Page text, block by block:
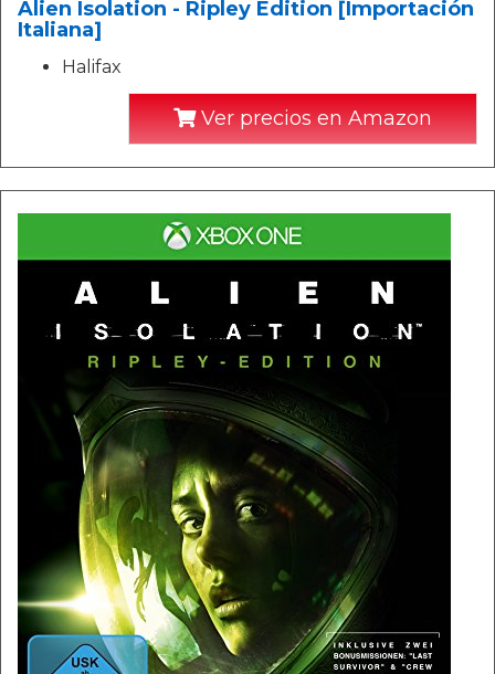
Alien Isolation - Ripley Edition [Importación
Italiana]
Halifax
Ver precios en Amazon